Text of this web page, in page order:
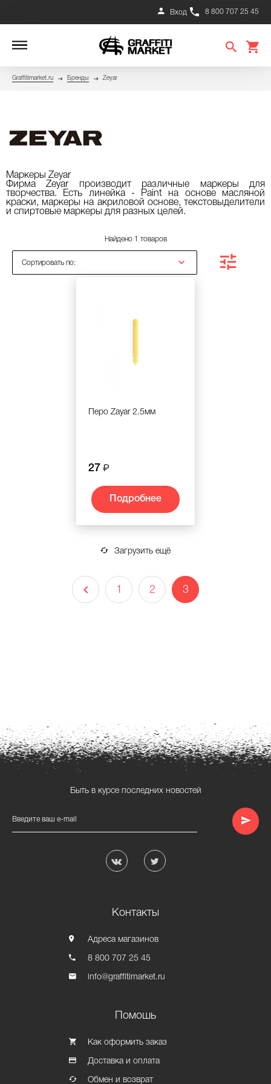
8 800 707 25 45
Вход
Graffitimarket.ru Бренды Zeyar
Маркеры Zeyar
Фирма Zeyar производит различные маркеры для
творчества. Есть линейка - Paint на основе масляной
краски, маркеры на акриловой основе, текстовыделители
и спиртовые маркеры для разных целей.
Найдено 1 товаров
Сортировать по:
Перо Zayar 2.5мм
27
Подробнее
Загрузить ещё
1 2 3
Быть в курсе последних новостей
Введите ваш e-mail
Контакты
Адреса магазинов
8 800 707 25 45
info@graffitimarket.ru
Помошь
Как оформить заказ
Доставка и оплата
Обмен и возврат